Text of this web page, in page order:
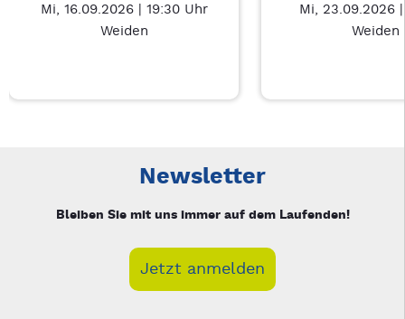
Mi, 16.09.2026 | 19:30 Uhr
Weiden
Mi, 23.09.2026
Weiden
Newsletter
Bleiben Sie mit uns immer auf dem Laufenden!
Jetzt anmelden